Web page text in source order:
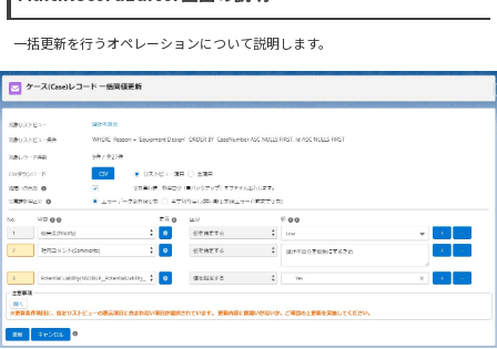
一括更新を行うオペレーションについて説明します。